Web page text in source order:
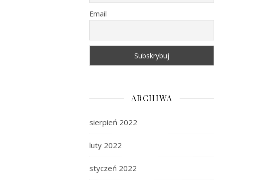
Email
ARCHIWA
sierpień 2022
luty 2022
styczeń 2022